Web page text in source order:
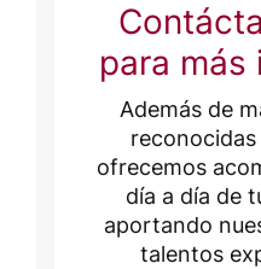
para más
Además de
ofrecemos
día a día de
aportando
talentos